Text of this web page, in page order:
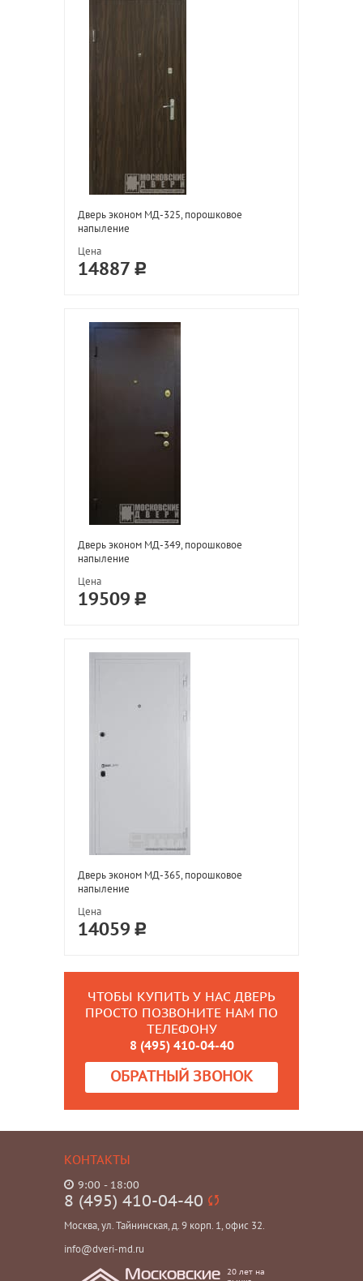
Дверь эконом МД-325, порошковое
напыление
Цена
14887
Дверь эконом МД-349, порошковое
напыление
Цена
19509
Дверь эконом МД-365, порошковое
напыление
Цена
14059
ЧТОБЫ КУПИТЬ У НАС ДВЕРЬ
ПРОСТО ПОЗВОНИТЕ НАМ ПО
ТЕЛЕФОНУ
8 (495) 410-04-40
ОБРАТНЫЙ ЗВОНОК
КОНТАКТЫ
9:00 - 18:00
8 (495) 410-04-40
Москва, ул. Тайнинская, д. 9 корп. 1, офис 32.
info@dveri-md.ru
Московские
20 лет на